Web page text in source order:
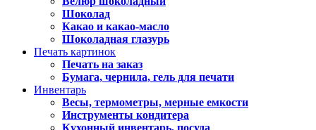
Шоколад
Какао и какао-масло
Шоколадная глазурь
Печать картинок
Печать на заказ
Бумага, чернила, гель для печати
Инвентарь
Весы, термометры, мерные емкости
Инструменты кондитера
Кухонный инвентарь, посуда